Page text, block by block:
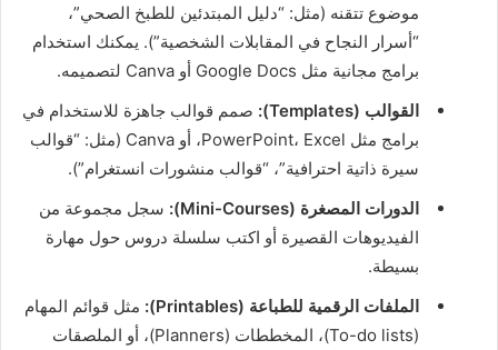
موضوع تتقنه (مثل: “دليل المبتدئين للطبخ الصحي”،
“أسرار النجاح في المقابلات الشخصية”). يمكنك استخدام
برامج مجانية مثل Google Docs أو Canva لتصميمه.
القوالب (Templates):
صمم قوالب جاهزة للاستخدام في
برامج مثل PowerPoint، Excel، أو Canva (مثل: “قوالب
سيرة ذاتية احترافية”، “قوالب منشورات انستغرام”).
الدورات المصغرة (Mini-Courses):
سجل مجموعة من
الفيديوهات القصيرة أو اكتب سلسلة دروس حول مهارة
بسيطة.
الملفات الرقمية للطباعة (Printables):
مثل قوائم المهام
(To-do lists)، المخططات (Planners)، أو الملصقات